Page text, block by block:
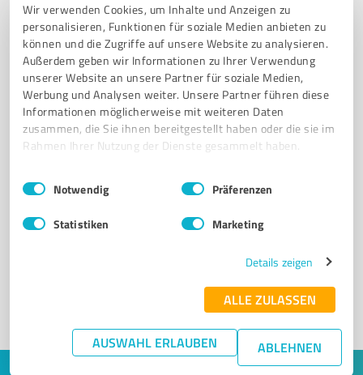
Wir verwenden Cookies, um Inhalte und Anzeigen zu
personalisieren, Funktionen für soziale Medien anbieten zu
können und die Zugriffe auf unsere Website zu analysieren.
Außerdem geben wir Informationen zu Ihrer Verwendung
unserer Website an unsere Partner für soziale Medien,
Werbung und Analysen weiter. Unsere Partner führen diese
Informationen möglicherweise mit weiteren Daten
zusammen, die Sie ihnen bereitgestellt haben oder die sie im
Rahmen Ihrer Nutzung der Dienste gesammelt haben.
Impressum Datenschutzbestimmungen
Einwilligungsauswahl
Notwendig Präferenzen
Statistiken Marketing
Details zeigen
ALLE ZULASSEN
AUSWAHL ERLAUBEN ABLEHNEN
Sie möchten auch hier gelistet werden?
Registrieren Sie sich jetzt und werden Sie ein von
1